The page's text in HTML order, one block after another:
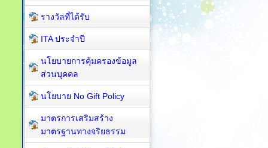
รางวัลที่ได้รับ
ITA ประจำปี
นโยบายการคุ้มครองข้อมูล
ส่วนบุคคล
นโยบาย No Gift Policy
มาตรการเสริมสร้าง
มาตรฐานทางจริยธรรม